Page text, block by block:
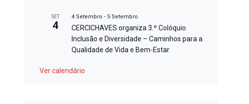
SET
4
4 Setembro - 5 Setembro
CERCICHAVES organiza 3.º Colóquio
Inclusão e Diversidade – Caminhos para a
Qualidade de Vida e Bem-Estar
Ver calendário